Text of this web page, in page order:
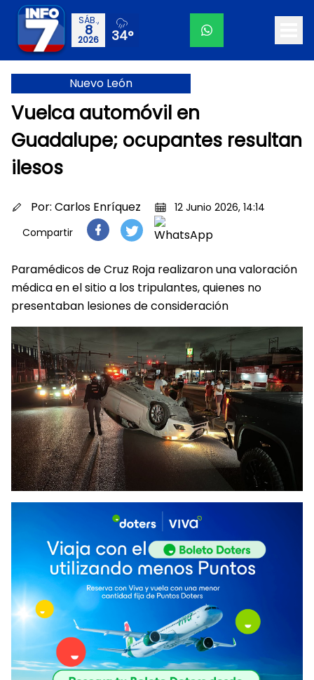
SÁB.,
8
2026 34°
Nuevo León
Vuelca automóvil en
Guadalupe; ocupantes resultan
ilesos
Por: Carlos Enríquez
12 Junio 2026, 14:14
Compartir
Paramédicos de Cruz Roja realizaron una valoración
médica en el sitio a los tripulantes, quienes no
presentaban lesiones de consideración